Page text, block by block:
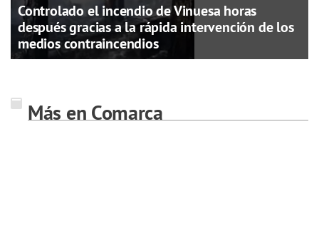
Controlado el incendio de Vinuesa horas
después gracias a la rápida intervención de los
medios contraincendios
Más en Comarca